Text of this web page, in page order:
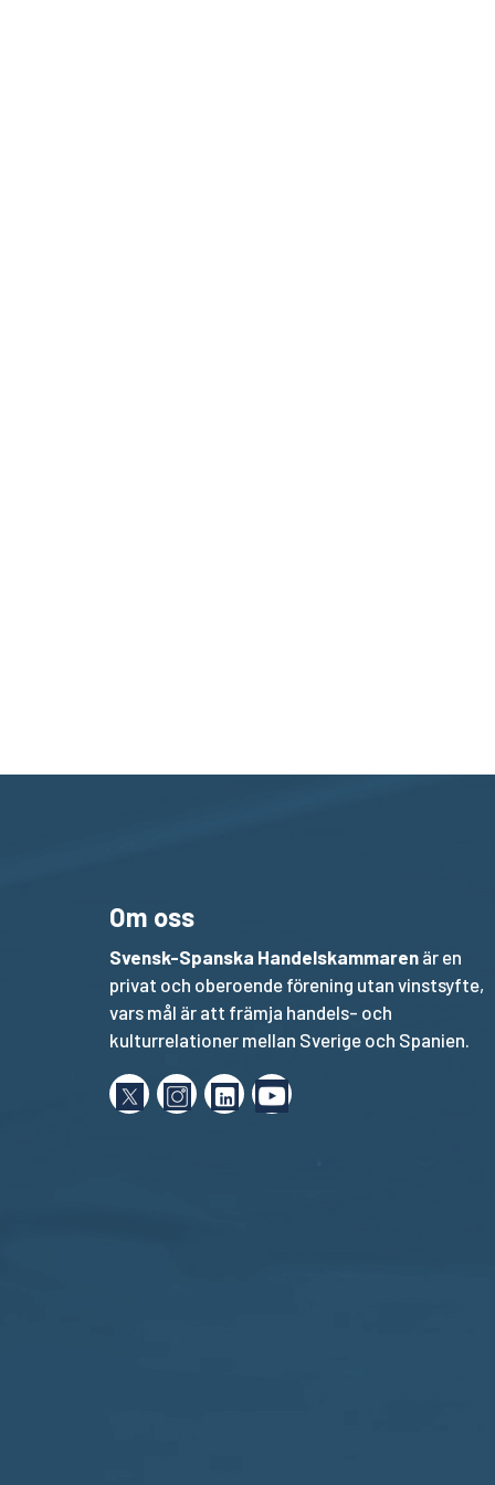
Om oss
Svensk-Spanska Handelskammaren är en
privat och oberoende förening utan vinstsyfte,
vars mål är att främja handels- och
kulturrelationer mellan Sverige och Spanien.